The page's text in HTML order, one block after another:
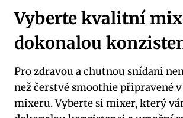
Vyberte kvalitní
dokonalou
Pro zdravou a chutnou snídani
než čerstvé smoothie připravené
mixeru. Vyberte si mixer, který